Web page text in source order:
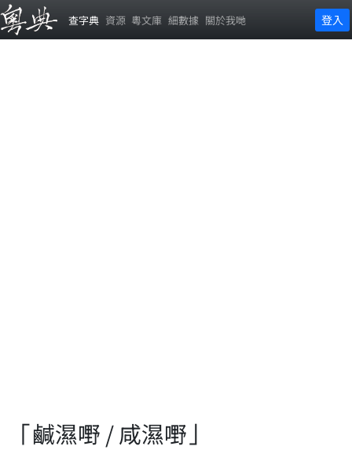
查字典 資源 粵文庫 細數據 關於我哋 登入
「鹹濕嘢 / 咸濕嘢」